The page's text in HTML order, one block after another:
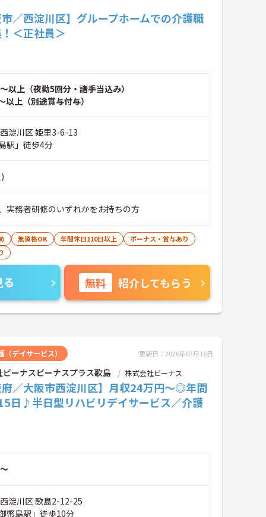
／西淀川区】グループホームでの介護職
＜正社員＞
～以上（夜勤5回分・諸手当込み）
以上（別途賞与付与）
淀川区 姫里3-6-13
駅」徒歩4分
実務者研修のいずれかをお持ちの方
無資格OK 年間休日110日以上
ボーナス・賞与あり
無料 紹介してもらう
（デイサービス） 更新日：2026年07月16日
ビーナスビーナスプラス歌島 株式会社ビーナス
／大阪市西淀川区】月収24万円～◎年間
日♪半日型リハビリデイサービス／介護
～
淀川区 歌島2-12-25
幣島駅」徒歩10分